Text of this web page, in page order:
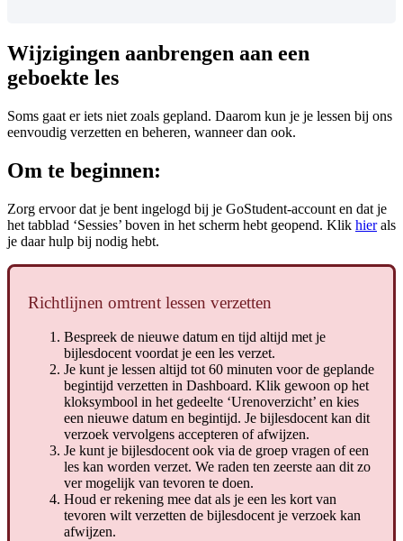
Wijzigingen aanbrengen aan een
geboekte les
Soms gaat er iets niet zoals gepland. Daarom kun je je lessen bij ons
eenvoudig verzetten en beheren, wanneer dan ook.
Om te beginnen:
Zorg ervoor dat je bent ingelogd bij je GoStudent-account en dat je
het tabblad ‘Sessies’ boven in het scherm hebt geopend. Klik hier als
je daar hulp bij nodig hebt.
Richtlijnen omtrent lessen verzetten
Bespreek de nieuwe datum en tijd altijd met je
bijlesdocent voordat je een les verzet.
Je kunt je lessen altijd tot 60 minuten voor de geplande
begintijd verzetten in Dashboard. Klik gewoon op het
kloksymbool in het gedeelte ‘Urenoverzicht’ en kies
een nieuwe datum en begintijd. Je bijlesdocent kan dit
verzoek vervolgens accepteren of afwijzen.
Je kunt je bijlesdocent ook via de groep vragen of een
les kan worden verzet. We raden ten zeerste aan dit zo
ver mogelijk van tevoren te doen.
Houd er rekening mee dat als je een les kort van
tevoren wilt verzetten de bijlesdocent je verzoek kan
afwijzen.